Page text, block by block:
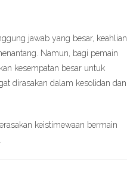
jawab yang besar, keahlian
Namun, bagi pemain
kesempatan besar untuk
dirasakan dalam kesolidan dan
keistimewaan bermain